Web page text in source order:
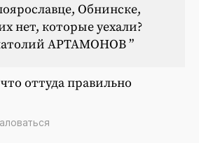
Обнинске,
нет, которые уехали?
АРТАМОНОВ ”
оттуда правильно